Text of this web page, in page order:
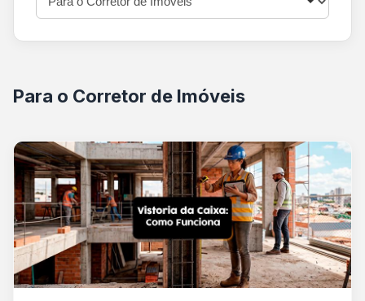
Para o Corretor de Imóveis